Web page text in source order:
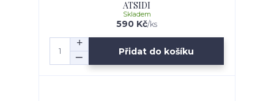
ATSIDI
590 Kč/ks
Skladem
Přidat do košíku